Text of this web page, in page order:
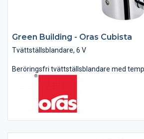
Green Building - Oras Cubista
Tvättställsblandare, 6 V
Beröringsfri tvättställsblandare med
Batteridrift 6 V. Blandaren är utrustad
Autofocus sensor som säkerställer att...